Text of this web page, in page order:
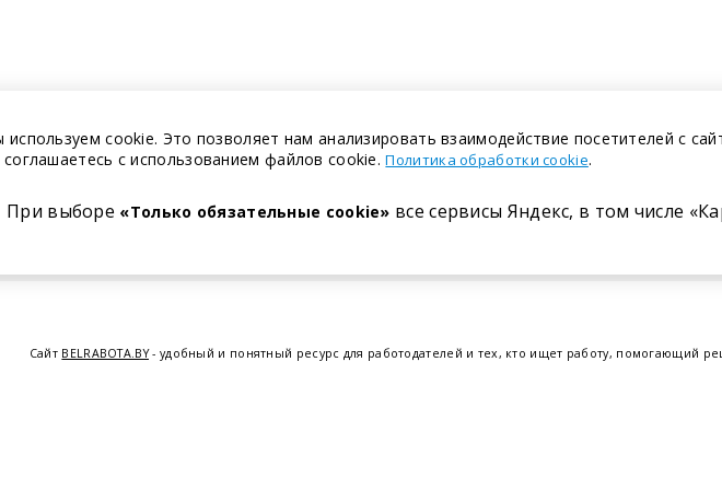
Сайт BELRABOTA.BY- удобный и понятный ресурс для работодателей и тех, кто ищет работу, помогающий
cookie. Это позволяет нам анализировать взаимодействие посетителей с
с использованием файлов cookie.Политика обработки cookie.
При выборе «Только обязательные cookie» все сервисы Яндекс, в том числе